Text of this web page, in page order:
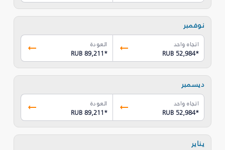
نوفمبر
اتجاه واحد
RUB 52,984*
العودة
RUB 89,211*
ديسمبر
اتجاه واحد
RUB 52,984*
العودة
RUB 89,211*
يناير